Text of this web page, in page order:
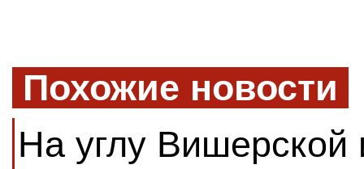
Похожие новости
На углу Вишерской